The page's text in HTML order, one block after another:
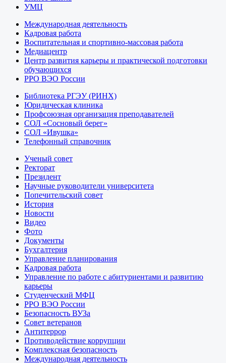
УМЦ
Международная деятельность
Кадровая работа
Воспитательная и спортивно-массовая работа
Медиацентр
Центр развития карьеры и практической подготовки
обучающихся
РРО ВЭО России
Библиотека РГЭУ (РИНХ)
Юридическая клиника
Профсоюзная организация преподавателей
СОЛ «Сосновый берег»
СОЛ «Ивушка»
Телефонный справочник
Ученый совет
Ректорат
Президент
Научные руководители университета
Попечительский совет
История
Новости
Видео
Фото
Документы
Бухгалтерия
Управление планирования
Кадровая работа
Управление по работе с абитуриентами и развитию
карьеры
Студенческий МФЦ
РРО ВЭО России
Безопасность ВУЗа
Совет ветеранов
Антитеррор
Противодействие коррупции
Комплексная безопасность
Международная деятельность